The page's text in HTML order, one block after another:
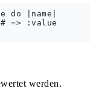
do |name|
=> :value
werden.